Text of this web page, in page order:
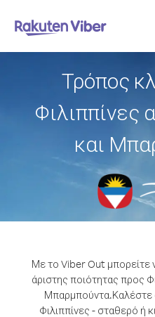
Τρόπος
Φιλιππίνες
και
Με το Viber Out μπορείτε
άριστης ποιότητας προς
Μπαρμπούντα.Καλέστε
Φιλιππίνες - σταθερό ή